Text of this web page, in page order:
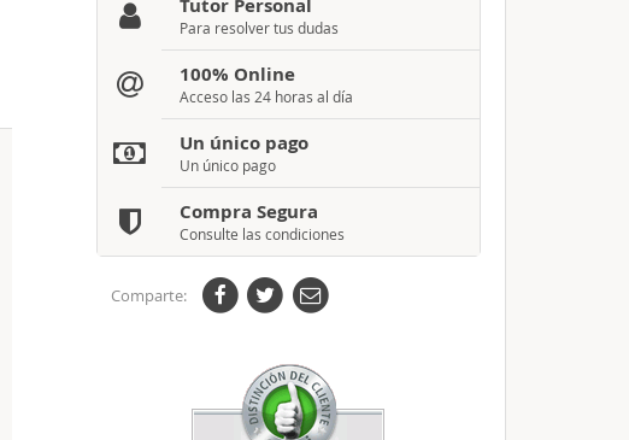
Tutor Personal
Para resolver tus dudas
100% Online
Acceso las 24 horas al día
Un único pago
Un único pago
Compra Segura
Consulte las condiciones
Comparte: